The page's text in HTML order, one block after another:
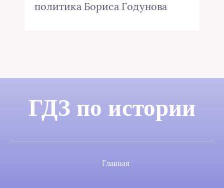
политика Бориса Годунова
ГДЗ по истории
Главная